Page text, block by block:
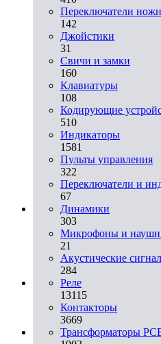
Переключатели
142
Джойстики
31
Свичи и замки
160
Клавиатуры
108
Кодирующие
510
Индикаторы
1581
Пульты управления
322
Переключатели и
67
Динамики
303
Микрофоны и
21
Акустические
284
Реле
13115
Контакторы
3669
Трансформаторы